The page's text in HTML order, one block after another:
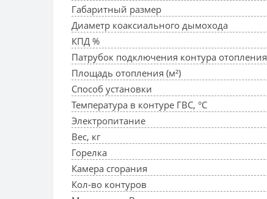
Габаритный размер
Диаметр коаксиального дымохода
КПД %
Патрубок подключения контура отопления
Площадь отопления (м²)
Способ установки
Температура в контуре ГВС, °С
Электропитание
Вес, кг
Горелка
Камера сгорания
Кол-во контуров